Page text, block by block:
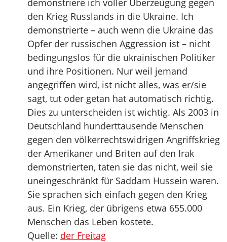
demonstriere ich voller Überzeugung gegen
den Krieg Russlands in die Ukraine. Ich
demonstrierte – auch wenn die Ukraine das
Opfer der russischen Aggression ist – nicht
bedingungslos für die ukrainischen Politiker
und ihre Positionen. Nur weil jemand
angegriffen wird, ist nicht alles, was er/sie
sagt, tut oder getan hat automatisch richtig.
Dies zu unterscheiden ist wichtig. Als 2003 in
Deutschland hunderttausende Menschen
gegen den völkerrechtswidrigen Angriffskrieg
der Amerikaner und Briten auf den Irak
demonstrierten, taten sie das nicht, weil sie
uneingeschränkt für Saddam Hussein waren.
Sie sprachen sich einfach gegen den Krieg
aus. Ein Krieg, der übrigens etwa 655.000
Menschen das Leben kostete.
Quelle: der Freitag